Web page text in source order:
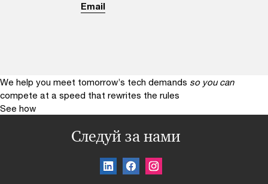
Email
We help you meet tomorrow’s tech demands so you can
compete at a speed that rewrites the rules
See how
Следуй за нами